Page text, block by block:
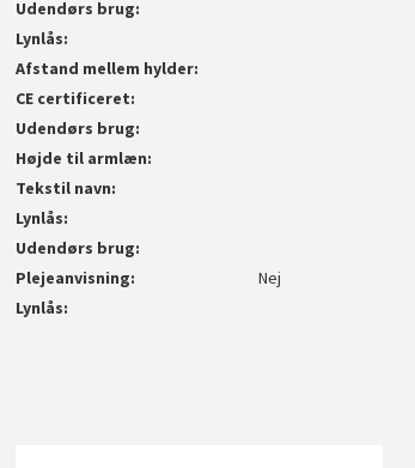
Udendørs brug
Lynlås
Afstand mellem hylder
CE certificeret
Udendørs brug
Højde til armlæn
Tekstil navn
Lynlås
Udendørs brug
Plejeanvisning
Nej
Lynlås